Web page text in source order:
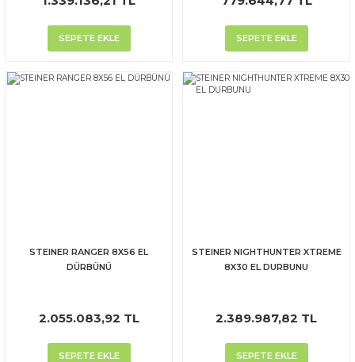
SEPETE EKLE SEPETE EKLE
STEINER RANGER 8X56 EL
DÜRBÜNÜ
2.055.083,92 TL
SEPETE EKLE
STEINER NIGHTHUNTER XTREME
8X30 EL DURBUNU
2.389.987,82 TL
SEPETE EKLE